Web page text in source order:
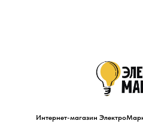
Интернет-магазин